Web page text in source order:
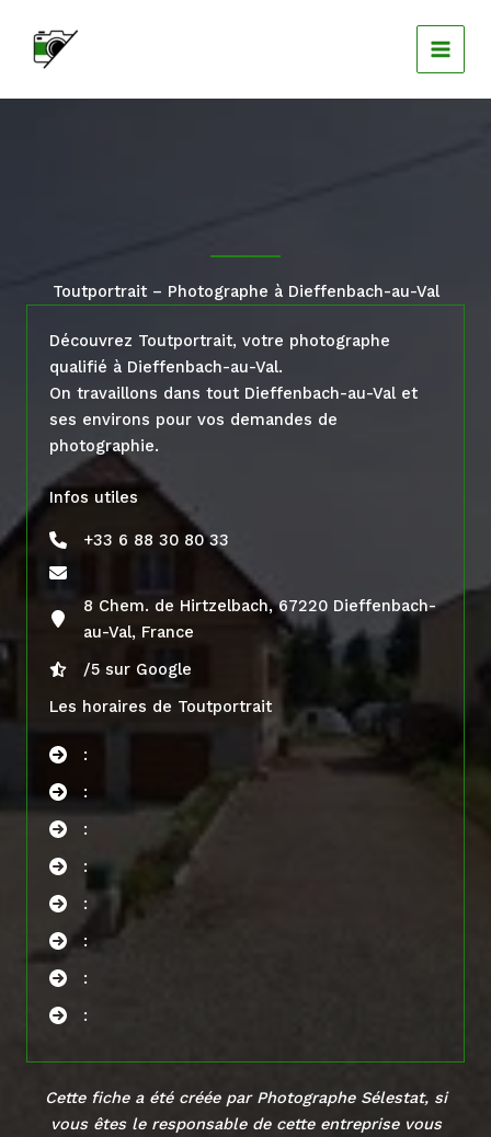
contenu
Toutportrait – Photographe à Dieffenbach-au-Val
Découvrez Toutportrait, votre photographe
qualifié à Dieffenbach-au-Val.
On travaillons dans tout Dieffenbach-au-Val et
ses environs pour vos demandes de
photographie.
Infos utiles
+33 6 88 30 80 33
8 Chem. de Hirtzelbach, 67220 Dieffenbach-
au-Val, France
/5 sur Google
Les horaires de Toutportrait
:
:
:
:
:
:
:
:
Cette fiche a été créée par Photographe Sélestat, si
vous êtes le responsable de cette entreprise vous